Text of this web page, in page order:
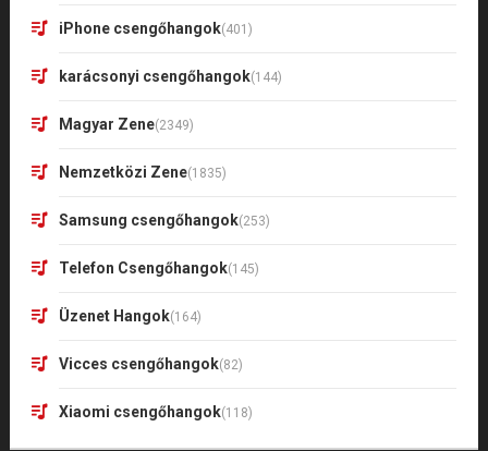
iPhone csengőhangok(401)
karácsonyi csengőhangok(144)
Magyar Zene(2349)
Nemzetközi Zene(1835)
Samsung csengőhangok(253)
Telefon Csengőhangok(145)
Üzenet Hangok(164)
Vicces csengőhangok(82)
Xiaomi csengőhangok(118)